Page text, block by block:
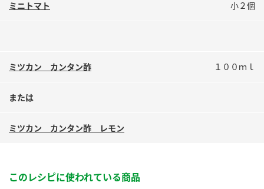
ミニトマト 小２個
ミツカン カンタン酢 １００ｍｌ
または
ミツカン カンタン酢 レモン
このレシピに使われている商品